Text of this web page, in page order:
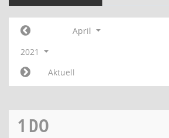
April
2021
Aktuell
1 DO